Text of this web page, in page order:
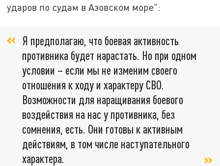
ударов по судам в Азовском море":
Я предполагаю, что боевая активность
противника будет нарастать. Но при одном
условии – если мы не изменим своего
отношения к ходу и характеру СВО.
Возможности для наращивания боевого
воздействия на нас у противника, без
сомнения, есть. Они готовы к активным
действиям, в том числе наступательного
характера.